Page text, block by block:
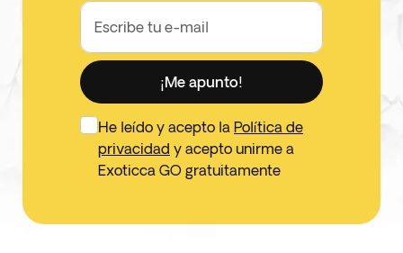
Escribe tu e-mail
¡Me apunto!
He leído y acepto la Política de
privacidad y acepto unirme a
Exoticca GO gratuitamente